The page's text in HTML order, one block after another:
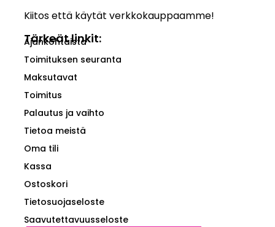
Kiitos että käytät verkkokauppaamme!
Tärkeät linkit:
Ajankohtaista
Toimituksen seuranta
Maksutavat
Toimitus
Palautus ja vaihto
Tietoa meistä
Oma tili
Kassa
Ostoskori
Tietosuojaseloste
Saavutettavuusseloste